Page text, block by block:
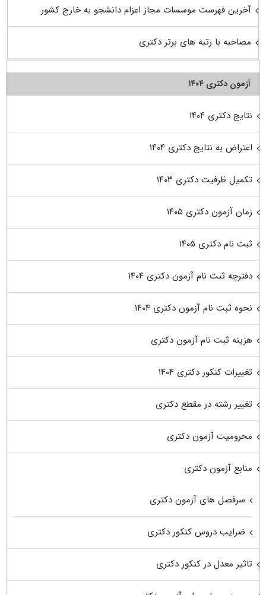
آخرین فهرست موسسات مجاز اعزام دانشجو به خارج کشور
مصاحبه با رتبه های برتر دکتری
آزمون دکتری ۱۴۰۴
نتایج دکتری ۱۴۰۴
اعتراض به نتایج دکتری ۱۴۰۴
تکمیل ظرفیت دکتری ۱۴۰۳
زمان آزمون دکتری ۱۴۰۵
ثبت نام دکتری ۱۴۰۵
دفترچه ثبت نام آزمون دکتری ۱۴۰۴
نحوه ثبت نام آزمون دکتری ۱۴۰۴
هزینه ثبت نام آزمون دکتری
تغییرات کنکور دکتری ۱۴۰۴
تغییر رشته در مقطع دکتری
محرومیت آزمون دکتری
منابع آزمون دکتری
سرفصل های آزمون دکتری
ضرایب دروس کنکور دکتری
تاثیر معدل در کنکور دکتری